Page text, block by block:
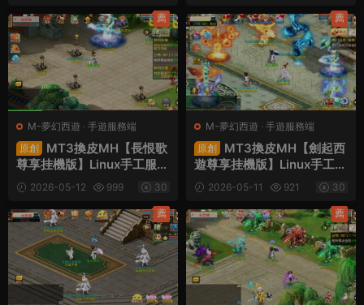
頻架設教程
M-夢幻西遊 · 手遊服務端
原創
MT3換皮MH【長恨歌
尊享挂機版】Linux手工服務
端+安卓蘋果雙端+GM後台
+全套源碼+視頻架設教程
2026-05-12 999 30
薦
M-夢幻西遊 · 手遊服務端
原創
MT3換皮MH【劍起西
遊尊享挂機版】Linux手工服
務端+安卓蘋果雙端+GM後
台+全套源碼+視頻架設教程
2026-05-11 921 30
薦
薦 薦